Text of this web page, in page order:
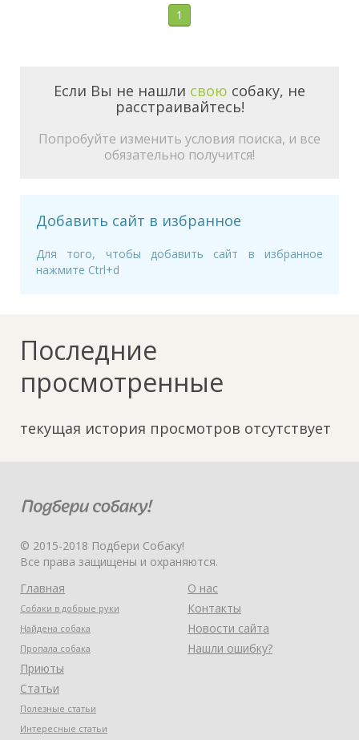
1
Если Вы не нашли свою собаку, не
расстраивайтесь!
Попробуйте изменить условия поиска, и все
обязательно получится!
Добавить сайт в избранное
Для того, чтобы добавить сайт в избранное
нажмите Ctrl+d
Последние
просмотренные
текущая история просмотров отсутствует
© 2015-2018 Подбери Собаку!
Все права защищены и охраняются.
Главная
Собаки в добрые руки
Найдена собака
Пропала собака
Приюты
Статьи
Полезные статьи
Интересные статьи
О нас
Контакты
Новости сайта
Нашли ошибку?